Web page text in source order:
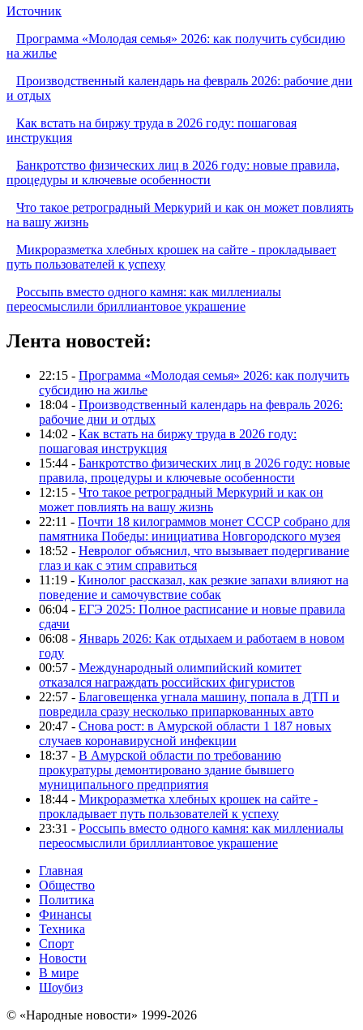
Источник
Программа «Молодая семья» 2026: как получить субсидию
на жилье
Производственный календарь на февраль 2026: рабочие дни
и отдых
Как встать на биржу труда в 2026 году: пошаговая
инструкция
Банкротство физических лиц в 2026 году: новые правила,
процедуры и ключевые особенности
Что такое ретроградный Меркурий и как он может повлиять
на вашу жизнь
Микроразметка хлебных крошек на сайте - прокладывает
путь пользователей к успеху
Россыпь вместо одного камня: как миллениалы
переосмыслили бриллиантовое украшение
Лента новостей:
22:15 - Программа «Молодая семья» 2026: как получить
субсидию на жилье
18:04 - Производственный календарь на февраль 2026:
рабочие дни и отдых
14:02 - Как встать на биржу труда в 2026 году:
пошаговая инструкция
15:44 - Банкротство физических лиц в 2026 году: новые
правила, процедуры и ключевые особенности
12:15 - Что такое ретроградный Меркурий и как он
может повлиять на вашу жизнь
22:11 - Почти 18 килограммов монет СССР собрано для
памятника Победы: инициатива Новгородского музея
18:52 - Невролог объяснил, что вызывает подергивание
глаз и как с этим справиться
11:19 - Кинолог рассказал, как резкие запахи влияют на
поведение и самочувствие собак
06:04 - ЕГЭ 2025: Полное расписание и новые правила
сдачи
06:08 - Январь 2026: Как отдыхаем и работаем в новом
году
00:57 - Международный олимпийский комитет
отказался награждать российских фигуристов
22:57 - Благовещенка угнала машину, попала в ДТП и
повредила сразу несколько припаркованных авто
20:47 - Снова рост: в Амурской области 1 187 новых
случаев коронавирусной инфекции
18:37 - В Амурской области по требованию
прокуратуры демонтировано здание бывшего
муниципального предприятия
18:44 - Микроразметка хлебных крошек на сайте -
прокладывает путь пользователей к успеху
23:31 - Россыпь вместо одного камня: как миллениалы
переосмыслили бриллиантовое украшение
Главная
Общество
Политика
Финансы
Техника
Спорт
Новости
В мире
Шоубиз
© «Народные новости» 1999-2026